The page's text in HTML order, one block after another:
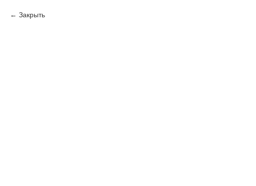
Закрыть